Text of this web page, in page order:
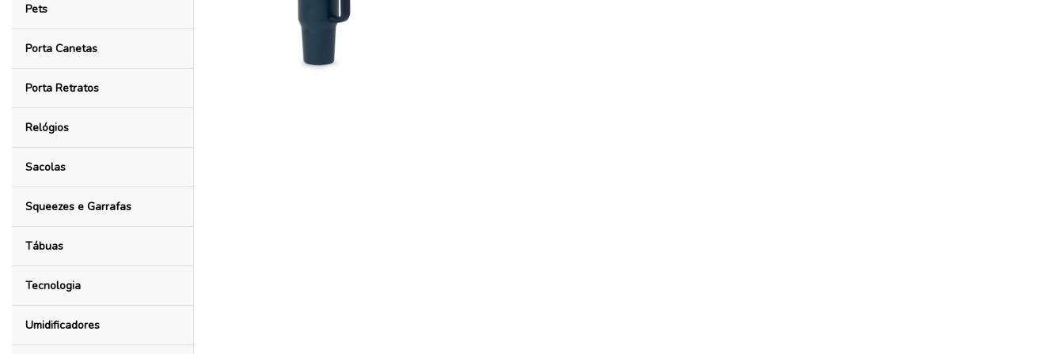
Pets
Porta Canetas
Porta Retratos
Relógios
Sacolas
Squeezes e Garrafas
Tábuas
Tecnologia
Umidificadores